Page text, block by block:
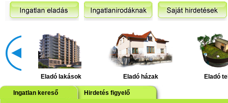
Eladó lakások Eladó házak Eladó
Ingatlan kereső Hirdetés figyelő